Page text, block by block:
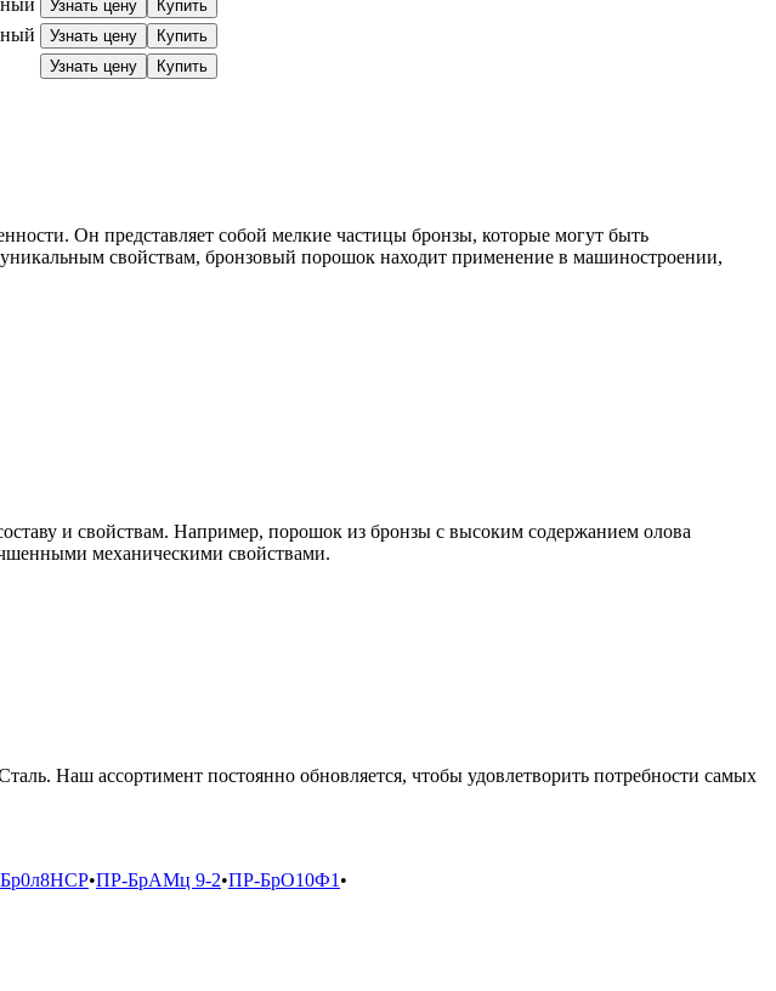
Узнать цену Купить
Узнать цену Купить
Узнать цену
Купить
Он представляет собой мелкие частицы бронзы, которые могут быть
свойствам, бронзовый порошок находит применение в машиностроении,
и свойствам. Например, порошок из бронзы с высоким содержанием олова
механическими свойствами.
Наш ассортимент постоянно обновляется, чтобы удовлетворить потребности самых
•ПР-БрАМц 9-2•ПР-БрО10Ф1•